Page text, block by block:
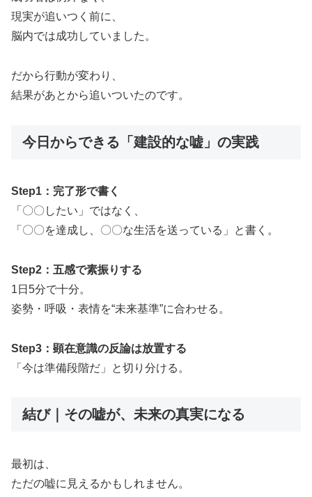
現実が追いつく前に、
脳内では成功していました。
だから行動が変わり、
結果があとから追いついたのです。
今日からできる「建設的な嘘」の実践
Step1：完了形で書く
「〇〇したい」ではなく、
「〇〇を達成し、〇〇な生活を送っている」と書く。
Step2：五感で素振りする
1日5分で十分。
姿勢・呼吸・表情を“未来基準”に合わせる。
Step3：顕在意識の反論は放置する
「今は準備段階だ」と切り分ける。
結び｜その嘘が、未来の真実になる
最初は、
ただの嘘に見えるかもしれません。